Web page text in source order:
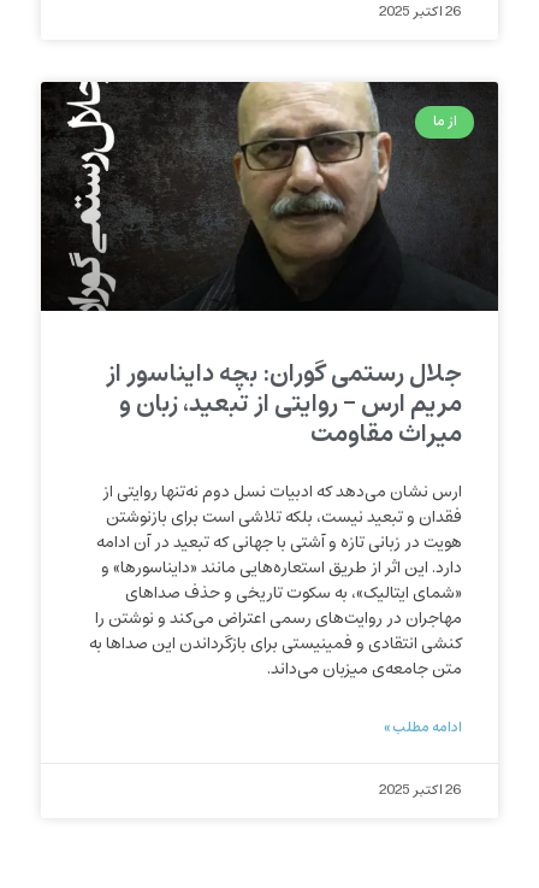
26 اکتبر 2025
از ما
جلال رستمی گوران: بچه دایناسور از
مریم ارس – روایتی از تبعید، زبان و
میراث مقاومت
ارس نشان می‌دهد که ادبیات نسل دوم نه‌تنها روایتی از
فقدان و تبعید نیست، بلکه تلاشی است برای بازنوشتن
هویت در زبانی تازه و آشتی با جهانی که تبعید در آن ادامه
دارد. این اثر از طریق استعاره‌هایی مانند «دایناسورها» و
«شمای ایتالیک»، به سکوت تاریخی و حذف صداهای
مهاجران در روایت‌های رسمی اعتراض می‌کند و نوشتن را
کنشی انتقادی و فمینیستی برای بازگرداندن این صداها به
متن جامعه‌ی میزبان می‌داند.
ادامه مطلب »
26 اکتبر 2025